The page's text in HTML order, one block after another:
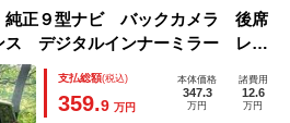
正９型ナビ バックカメラ 後席
ス デジタルインナーミラー レー
両側電動スライドドア 禁煙車
ｌｕｅｔｏｏｔｈ
支払総額(税込)
359.9 万円
本体価格
347.3
万円
諸費用
12.6
万円